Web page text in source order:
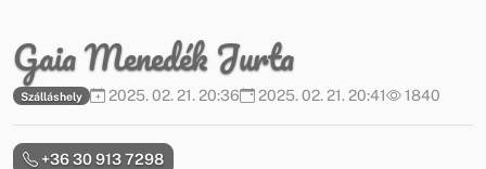
Gaia Menedék Jurta
Szálláshely 2025. 02. 21. 20:36 2025. 02. 21. 20:41 1840
+36 30 913 7298